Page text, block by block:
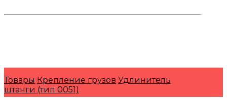
Товары Крепление грузов Удлинитель
штанги (тип 0051)